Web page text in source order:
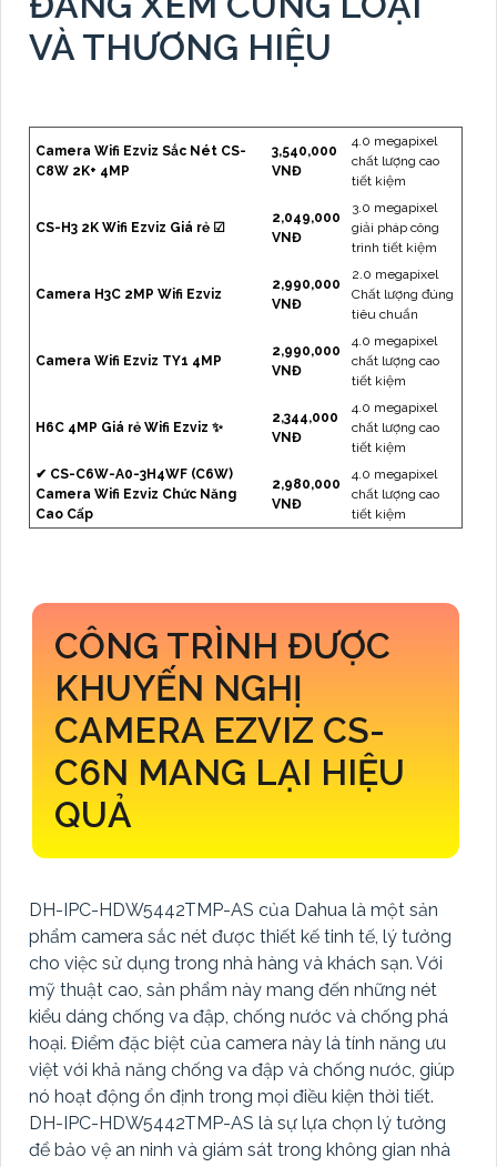
VÀ THƯƠNG HIỆU
Camera Wifi Ezviz Sắc Nét CS-
C8W 2K+ 4MP
3,540,000
VNĐ
4.0 megapixel
chất lượng cao
tiết kiệm
CS-H3 2K Wifi Ezviz Giá rẻ ☑
2,049,000
VNĐ
3.0 megapixel
giải pháp công
trình tiết kiệm
Camera H3C 2MP Wifi Ezviz
2,990,000
VNĐ
2.0 megapixel
Chất lượng đúng
tiêu chuẩn
Camera Wifi Ezviz TY1 4MP
2,990,000
VNĐ
4.0 megapixel
chất lượng cao
tiết kiệm
H6C 4MP Giá rẻ Wifi Ezviz ✨
2,344,000
VNĐ
4.0 megapixel
chất lượng cao
tiết kiệm
✔ CS-C6W-A0-3H4WF (C6W)
Camera Wifi Ezviz Chức Năng
Cao Cấp
2,980,000
VNĐ
4.0 megapixel
chất lượng cao
tiết kiệm
CÔNG TRÌNH ĐƯỢC
KHUYẾN NGHỊ
CAMERA EZVIZ CS-
C6N MANG LẠI HIỆU
QUẢ
DH-IPC-HDW5442TMP-AS của Dahua là một sản
phẩm camera sắc nét được thiết kế tinh tế, lý tưởng
cho việc sử dụng trong nhà hàng và khách sạn. Với
mỹ thuật cao, sản phẩm này mang đến những nét
kiểu dáng chống va đập, chống nước và chống phá
hoại. Điểm đặc biệt của camera này là tính năng ưu
việt với khả năng chống va đập và chống nước, giúp
nó hoạt động ổn định trong mọi điều kiện thời tiết.
DH-IPC-HDW5442TMP-AS là sự lựa chọn lý tưởng
để bảo vệ an ninh và giám sát trong không gian nhà